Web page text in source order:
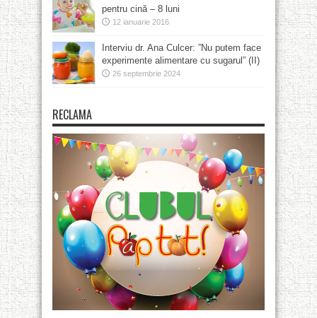
pentru cină – 8 luni
12 ianuarie 2016
Interviu dr. Ana Culcer: ”Nu putem face
experimente alimentare cu sugarul” (II)
26 septembrie 2024
RECLAMA